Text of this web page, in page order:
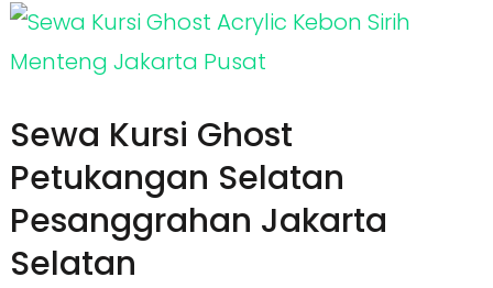
Sewa Kursi Ghost
Petukangan Selatan
Pesanggrahan Jakarta
Selatan